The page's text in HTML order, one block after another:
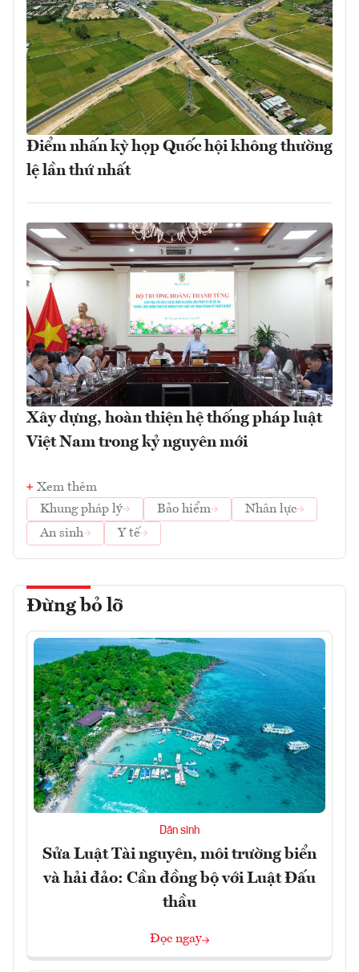
Điểm nhấn kỳ họp Quốc hội không thường
lệ lần thứ nhất
Xây dựng, hoàn thiện hệ thống pháp luật
Việt Nam trong kỷ nguyên mới
Xem thêm
Khung pháp lý
Bảo hiểm
Nhân lực
An sinh
Y tế
Đừng bỏ lỡ
Dân sinh
Sửa Luật Tài nguyên, môi trường biển
và hải đảo: Cần đồng bộ với Luật Đấu
thầu
Đọc ngay